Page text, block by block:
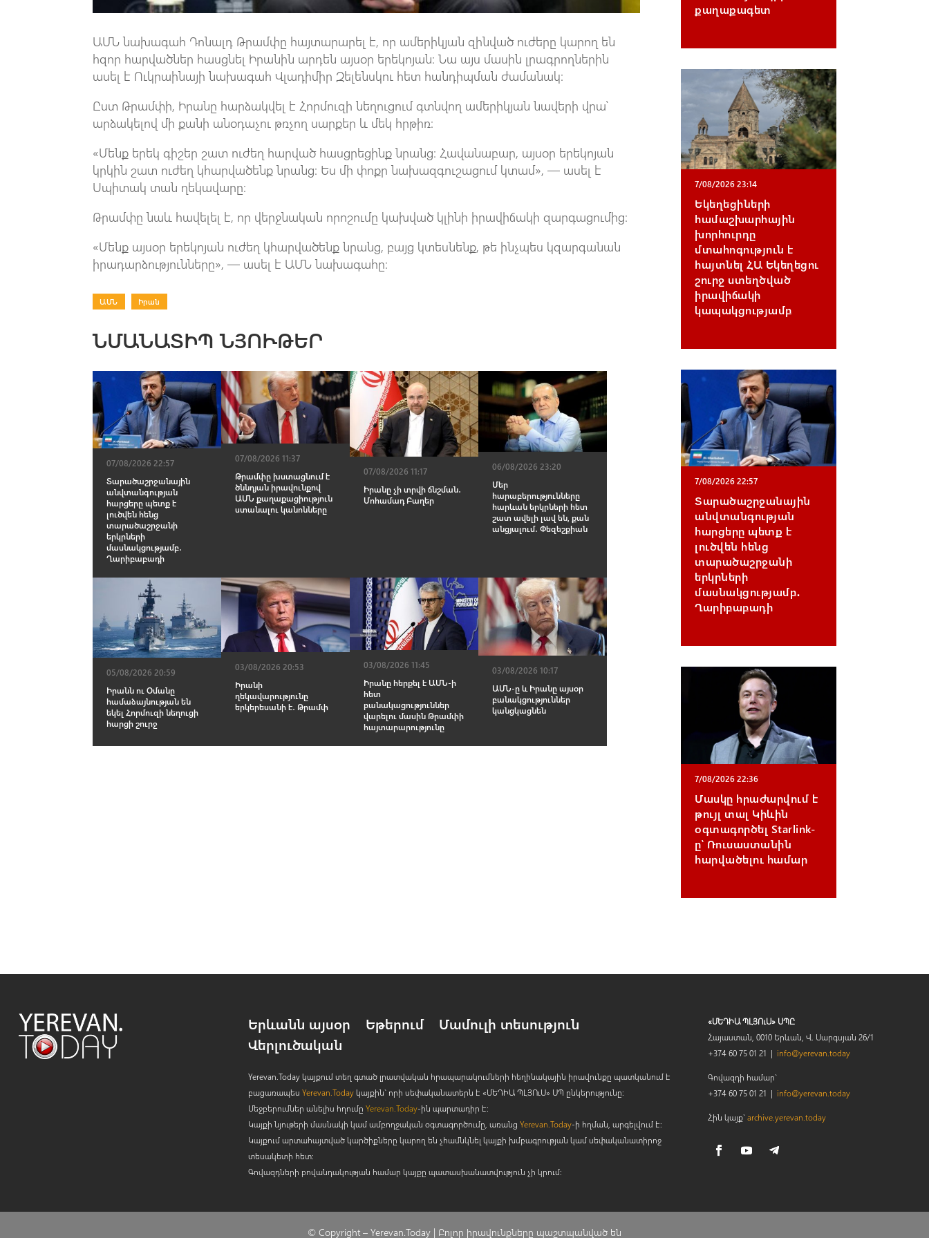
ԱՄՆ նախագահ Դոնալդ Թրամփը հայտարարել է, որ ամերիկյան զինված ուժերը կարող են
հզոր հարվածներ հասցնել Իրանին արդեն այսօր երեկոյան։ Նա այս մասին լրագրողներին
ասել է Ուկրաինայի նախագահ Վլադիմիր Զելենսկու հետ հանդիպման ժամանակ։
Ըստ Թրամփի, Իրանը հարձակվել է Հորմուզի նեղուցում գտնվող ամերիկյան նավերի վրա՝
արձակելով մի քանի անօդաչու թռչող սարքեր և մեկ հրթիռ։
«Մենք երեկ գիշեր շատ ուժեղ հարված հասցրեցինք նրանց։ Հավանաբար, այսօր երեկոյան
կրկին շատ ուժեղ կհարվածենք նրանց։ Ես մի փոքր նախազգուշացում կտամ», — ասել է
Սպիտակ տան ղեկավարը։
Թրամփը նաև հավելել է, որ վերջնական որոշումը կախված կլինի իրավիճակի զարգացումից։
«Մենք այսօր երեկոյան ուժեղ կհարվածենք նրանց, բայց կտեսնենք, թե ինչպես կզարգանան
իրադարձությունները», — ասել է ԱՄՆ նախագահը։
ԱՄՆ Իրան
ՆՄԱՆԱՏԻՊ ՆՅՈՒԹԵՐ
07/08/2026 22:57
Տարածաշրջանային
անվտանգության
հարցերը պետք է
լուծվեն հենց
տարածաշրջանի
երկրների
մասնակցությամբ․
Ղարիբաբադի
07/08/2026 11:37
Թրամփը խստացնում է
ծննդյան իրավունքով
ԱՄՆ քաղաքացիություն
ստանալու կանոնները
07/08/2026 11:17
Իրանը չի տրվի ճնշման․
Մոհամադ Բաղեր
06/08/2026 23:20
Մեր
հարաբերությունները
հարևան երկրների հետ
շատ ավելի լավ են, քան
անցյալում․ Փեզեշքիան
05/08/2026 20:59
Իրանն ու Օմանը
համաձայնության են
եկել Հորմուզի նեղուցի
հարցի շուրջ
03/08/2026 20:53
Իրանի
ղեկավարությունը
երկերեսանի է․ Թրամփ
03/08/2026 11:45
Իրանը հերքել է ԱՄՆ-ի
հետ
բանակացություններ
վարելու մասին Թրամփի
հայտարարությունը
03/08/2026 10:17
ԱՄՆ-ը և Իրանը այսօր
բանակցություններ
կանցկացնեն
քաղաքագետ
7/08/2026 23:14
Եկեղեցիների
համաշխարհային
խորհուրդը
մտահոգություն է
հայտնել ՀԱ Եկեղեցու
շուրջ ստեղծված
իրավիճակի
կապակցությամբ
7/08/2026 22:57
Տարածաշրջանային
անվտանգության
հարցերը պետք է
լուծվեն հենց
տարածաշրջանի
երկրների
մասնակցությամբ․
Ղարիբաբադի
7/08/2026 22:36
Մասկը հրաժարվում է
թույլ տալ Կիևին
օգտագործել Starlink-
ը՝ Ռուսաստանին
հարվածելու համար
Երևանն այսօր Եթերում
Մամուլի տեսություն
Վերլուծական
Yerevan.Today կայքում տեղ գտած լրատվական հրապարակումների հեղինակային իրավունքը պատկանում է
բացառապեսYerevan.Todayկայքին` որի սեփականատերն է «ՄԵԴԻԱ ՊԼՅՈւՍ» ՍՊ ընկերությունը։
Մեջբերումներ անելիս հղումըYerevan.Today-ին պարտադիր է:
Կայքի նյութերի մասնակի կամ ամբողջական օգտագործումը, առանցYerevan.Today-ի հղման, արգելվում է:
Կայքում արտահայտված կարծիքները կարող են չհամնկնել կայքի խմբագրության կամ սեփականատիրոջ
տեսակետի հետ:
Գովազդների բովանդակության համար կայքը պատասխանատվություն չի կրում:
«ՄԵԴԻԱ ՊԼՅՈւՍ» ՍՊԸ
Հայաստան, 0010 Երևան, Վ. Սարգսյան 26/1
+374 60 75 01 21 | info@yerevan.today
Գովազդի համար`
+374 60 75 01 21 | info@yerevan.today
Հին կայք`archive.yerevan.today
© Copyright – Yerevan.Today | Բոլոր իրավունքները պաշտպանված են